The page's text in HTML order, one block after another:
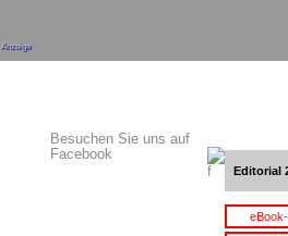
Anzeige
Besuchen Sie uns auf
Facebook
Editorial